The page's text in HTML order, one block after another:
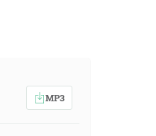
MP3